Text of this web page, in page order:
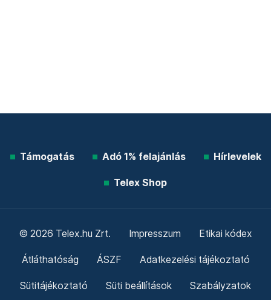
Támogatás Adó 1% felajánlás Hírlevelek
Telex Shop
© 2026 Telex.hu Zrt. Impresszum Etikai kódex
Átláthatóság ÁSZF Adatkezelési tájékoztató
Sütitájékoztató Süti beállítások Szabályzatok